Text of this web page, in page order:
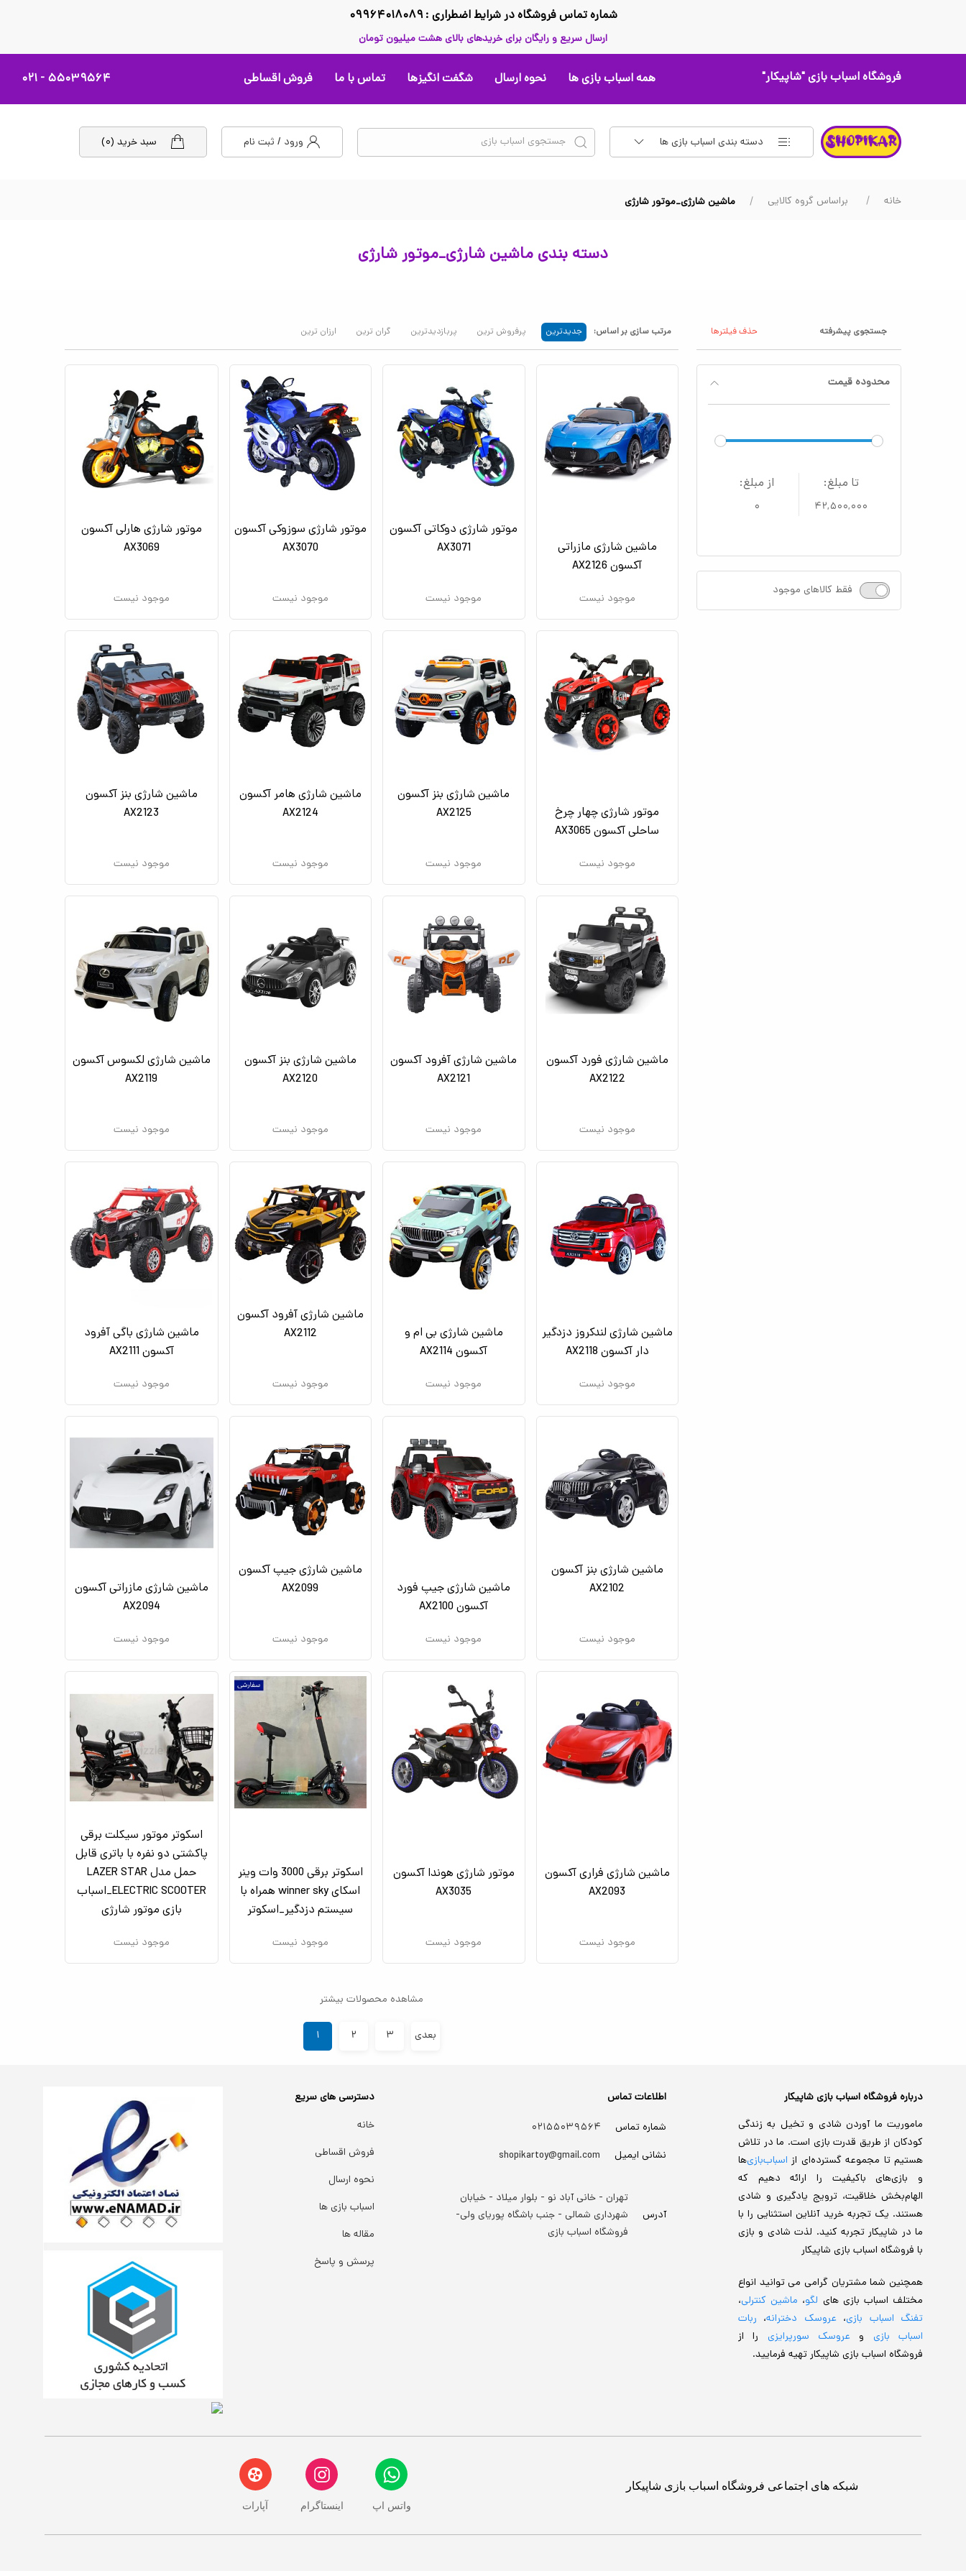
شماره تماس فروشگاه در شرایط اضطراری : ۰۹۹۶۴۰۱۸۰۸۹
ارسال سریع و رایگان برای خریدهای بالای هشت میلیون تومان
فروشگاه اسباب بازی"شاپیکار" همه اسباب بازی ها نحوه ارسال شگفت انگیزها تماس با ما فروش اقساطی ۵۵۰۳۹۵۶۴ - ۰۲۱
دسته بندی اسباب بازی ها ورود / ثبت نام سبد خرید (۰)
خانه براساس گروه کالایی ماشین شارژی_موتور شارژی
دسته بندی ماشین شارژی_موتور شارژی
جستجوی پیشرفته حذف فیلترها
محدوده قیمت
از مبلغ:
۰
تا مبلغ:
۴۲,۵۰۰,۰۰۰
فقط کالاهای موجود
مرتب سازی بر اساس: جدیدترین پرفروش ترین پربازدیدترین گران ترین ارزان ترین
ماشین شارژی مازراتی
آکسون AX2126
موجود نیست
موتور شارژی دوکاتی آکسون
AX3071
موجود نیست
موتور شارژی سوزوکی آکسون
AX3070
موجود نیست
موتور شارژی هارلی آکسون
AX3069
موجود نیست
موتور شارژی چهار چرخ
ساحلی آکسون AX3065
موجود نیست
ماشین شارژی بنز آکسون
AX2125
موجود نیست
ماشین شارژی هامر آکسون
AX2124
موجود نیست
ماشین شارژی بنز آکسون
AX2123
موجود نیست
ماشین شارژی فورد آکسون
AX2122
موجود نیست
ماشین شارژی آفرود آکسون
AX2121
موجود نیست
ماشین شارژی بنز آکسون
AX2120
موجود نیست
ماشین شارژی لکسوس آکسون
AX2119
موجود نیست
ماشین شارژی لندکروز دزدگیر
دار آکسون AX2118
موجود نیست
ماشین شارژی بی ام و
آکسون AX2114
موجود نیست
ماشین شارژی آفرود آکسون
AX2112
موجود نیست
ماشین شارژی باگی آفرود
آکسون AX2111
موجود نیست
ماشین شارژی بنز آکسون
AX2102
موجود نیست
ماشین شارژی جیپ فورد
آکسون AX2100
موجود نیست
ماشین شارژی جیپ آکسون
AX2099
موجود نیست
ماشین شارژی مازراتی آکسون
AX2094
موجود نیست
ماشین شارژی فراری آکسون
AX2093
موجود نیست
موتور شارژی هوندا آکسون
AX3035
موجود نیست
اسکوتر برقی 3000 وات وینر
اسکای winner sky همراه با
سیستم دزدگیر_اسکوتر
موجود نیست
اسکوتر موتور سیکلت برقی
پاکشتی دو نفره با باتری قابل
حمل مدل LAZER STAR
ELECTRIC SCOOTER_اسباب
بازی موتور شارژی
موجود نیست
مشاهده محصولات بیشتر
۱ ۲ ۳ بعدی
درباره فروشگاه اسباب بازی شاپیکار
ماموریت ما آوردن شادی و تخیل به زندگی
کودکان از طریق قدرت بازی است. ما در تلاش
هستیم تا مجموعه گسترده‌ای از اسباب‌بازی‌ها
و بازی‌های باکیفیت را ارائه دهیم که
الهام‌بخش خلاقیت، ترویج یادگیری و شادی
هستند. یک تجربه خرید آنلاین استثنایی را با
ما در شاپیکار تجربه کنید. لذت شادی و بازی
با فروشگاه اسباب بازی شاپیکار
همچنین شما مشتریان گرامی می توانید انواع
مختلف اسباب بازی های لگو، ماشین کنترلی،
تفنگ اسباب بازی، عروسک دخترانه، ربات
اسباب بازی و عروسک سورپرایزی را از
فروشگاه اسباب بازی شاپیکار تهیه فرمایید.
اطلاعات تماس
شماره تماس
۰۲۱۵۵۰۳۹۵۶۴
نشانی ایمیل
shopikartoy@gmail.com
آدرس
تهران - خانی آباد نو - بلوار میلاد - خیابان
شهرداری شمالی - جنب باشگاه پوریای ولی-
فروشگاه اسباب بازی
دسترسی های سریع
خانه
فروش اقساطی
نحوه ارسال
اسباب بازی ها
مقاله ها
پرسش و پاسخ
شبکه های اجتماعی فروشگاه اسباب بازی شاپیکار
واتس اپ اینستاگرام آپارات